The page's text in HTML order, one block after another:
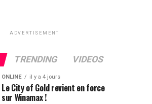
ADVERTISEMENT
TRENDING VIDEOS
ONLINE il y a 4 jours
Le City of Gold revient en force
sur Winamax !